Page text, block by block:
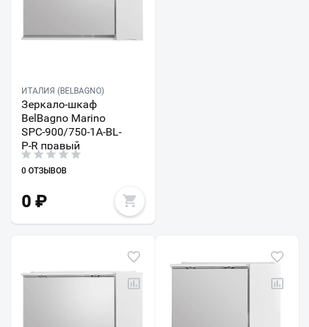
ИТАЛИЯ (BELBAGNO)
Зеркало-шкаф
BelBagno Marino
SPC-900/750-1A-BL-
P-R правый
0 ОТЗЫВОВ
0 ₽